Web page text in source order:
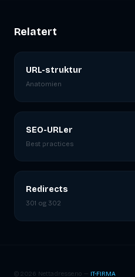
Relatert
URL-struktur
Anatomien
SEO-URLer
Best practices
Redirects
301 og 302
© 2026 Nettadresse.no — IT-FIRMA